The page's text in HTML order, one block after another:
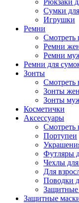
Рюкзаки
Сумки
Игрушки
Ремни
Смотреть
Ремни
Ремни
Ремни для
Зонты
Смотреть
Зонты
Зонты
Косметички
Аксессуары
Смотреть
Портупеи
Футляры
Чехлы
Для
Поводки
Защитные
Защитные